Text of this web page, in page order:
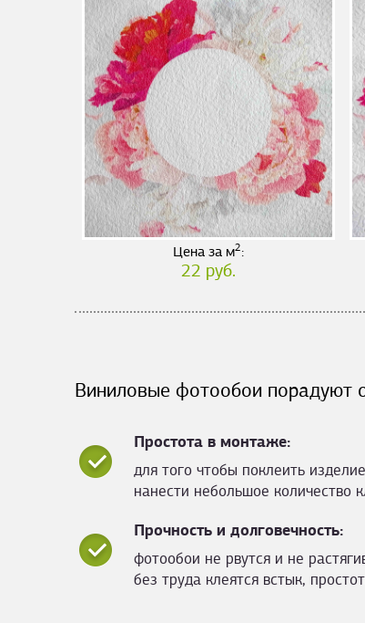
Цена за м2:
22 руб.
Виниловые фотообои порадуют
Простота в монтаже:
для того чтобы поклеить
нанести небольшое количество
Прочность и долговечность:
фотообои не рвутся и не
без труда клеятся встык,